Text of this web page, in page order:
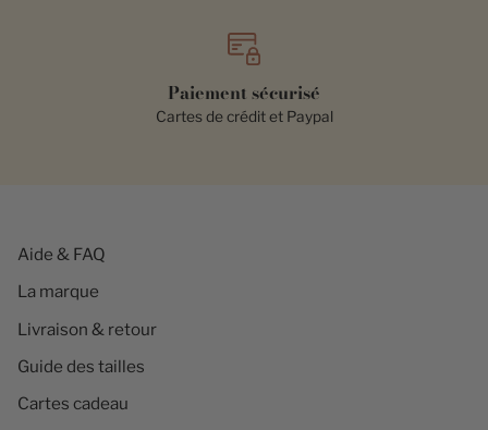
Paiement sécurisé
Cartes de crédit et Paypal
Aide & FAQ
La marque
Livraison & retour
Guide des tailles
Cartes cadeau